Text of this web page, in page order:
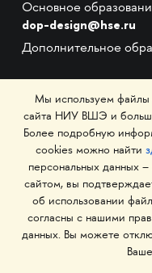
Основное
dop-design@hse.ru
Дополнительное
ОБРАЗОВАНИЕ
ПОСТУПАЮЩИМ
Мы используем файлы
сайта НИУ ВШЭ и
Более подробную
cookies можно найти
персональных данных –
сайтом, вы
об использовании
согласны с нашими
данных. Вы можете